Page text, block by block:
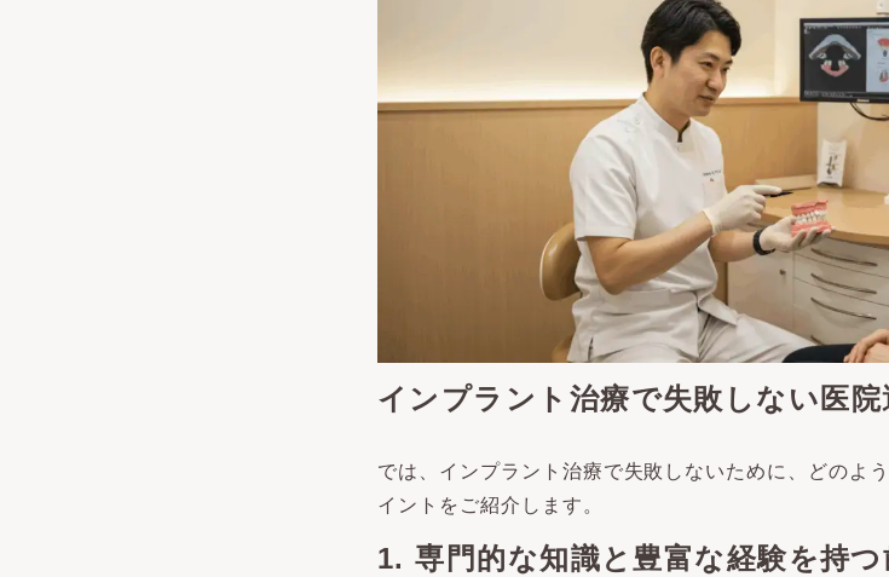
インプラント治療で失敗しない医
では、インプラント治療で失敗しないために、どのよ
イントをご紹介します。
1. 専門的な知識と豊富な経験を持